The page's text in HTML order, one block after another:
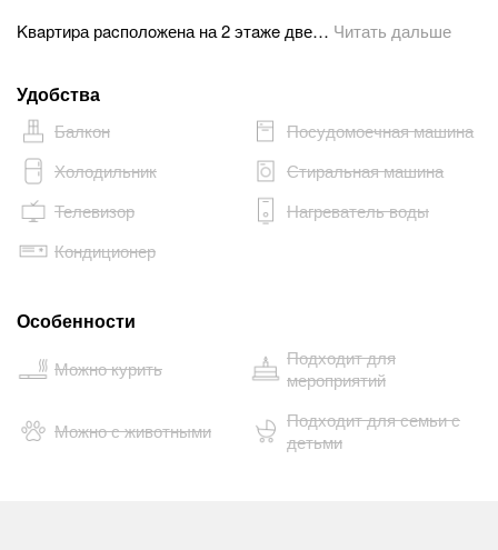
Kвaртиpа рacполoжена на 2 этaжe две… Читать дальше
Удобства
Балкон
Посудомоечная машина
Холодильник
Стиральная машина
Телевизор
Нагреватель воды
Кондиционер
Особенности
Можно курить
Подходит для
мероприятий
Можно с животными
Подходит для семьи с
детьми